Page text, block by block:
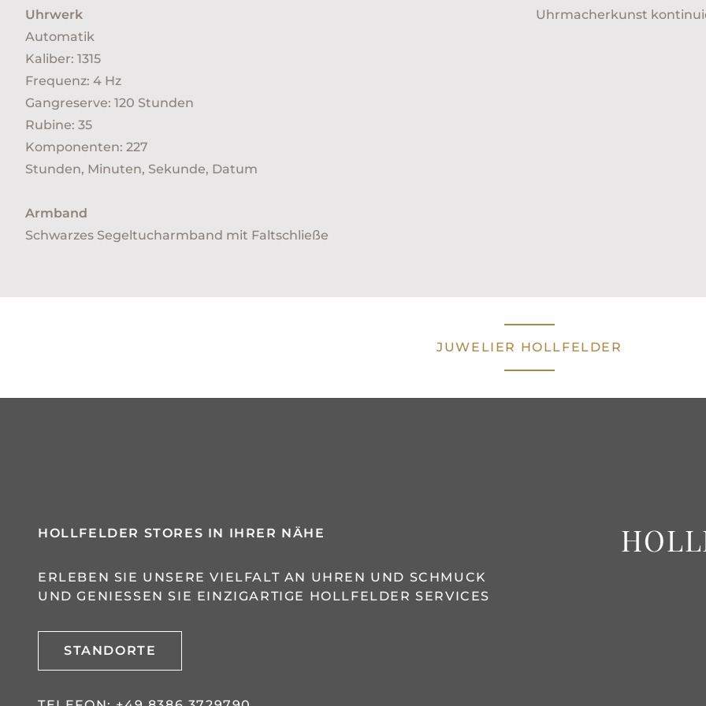
Uhrwerk
Automatik
Kaliber: 1315
Frequenz: 4 Hz
Gangreserve: 120 Stunden
Rubine: 35
Komponenten: 227
Stunden, Minuten, Sekunde, Datum
Armband
Schwarzes Segeltucharmband mit Faltschließe
Uhrmacherkunst
JUWELIER HOLLFELDER
HOLLFELDER STORES IN IHRER NÄHE
ERLEBEN SIE UNSERE VIELFALT AN UHREN UND SCHMUCK
UND GENIESSEN SIE EINZIGARTIGE HOLLFELDER SERVICES
STANDORTE